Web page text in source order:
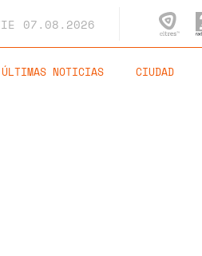
07.08.2026
ÚLTIMAS NOTICIAS CIUDAD